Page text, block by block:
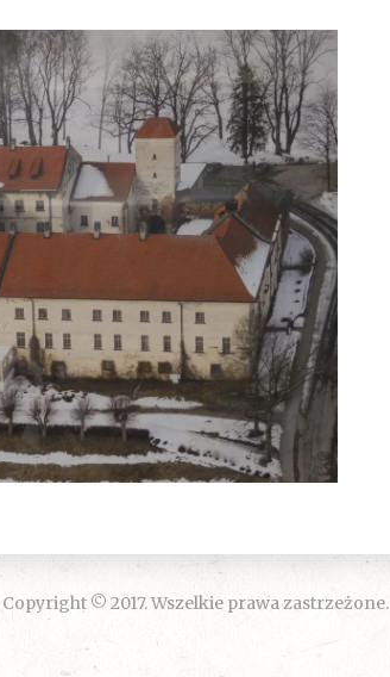
Copyright © 2017. Wszelkie prawa zastrzeżone.